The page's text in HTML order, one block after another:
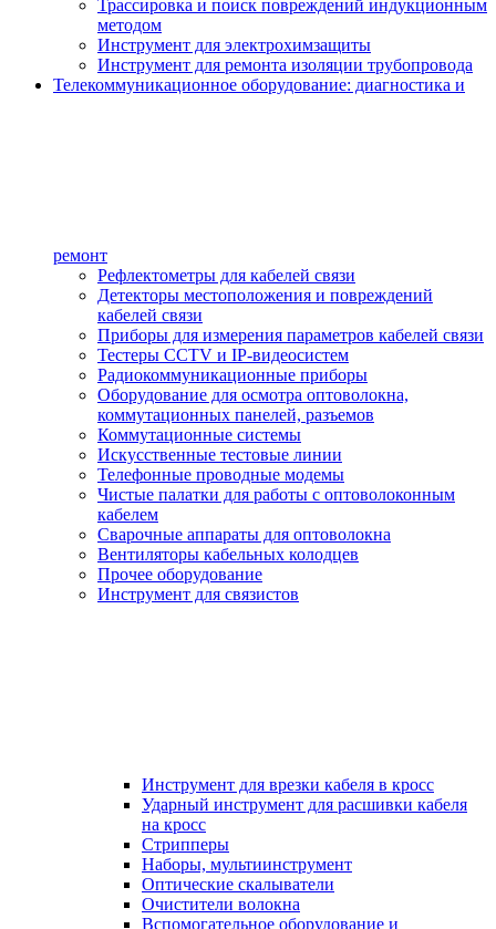
Трассировка и поиск повреждений индукционным
методом
Инструмент для электрохимзащиты
Инструмент для ремонта изоляции трубопровода
Телекоммуникационное оборудование: диагностика и
ремонт
Рефлектометры для кабелей связи
Детекторы местоположения и повреждений
кабелей связи
Приборы для измерения параметров кабелей связи
Тестеры CCTV и IP-видеосистем
Радиокоммуникационные приборы
Оборудование для осмотра оптоволокна,
коммутационных панелей, разъемов
Коммутационные системы
Искусственные тестовые линии
Телефонные проводные модемы
Чистые палатки для работы с оптоволоконным
кабелем
Сварочные аппараты для оптоволокна
Вентиляторы кабельных колодцев
Прочее оборудование
Инструмент для связистов
Инструмент для врезки кабеля в кросс
Ударный инструмент для расшивки кабеля
на кросс
Стрипперы
Наборы, мультиинструмент
Оптические скалыватели
Очистители волокна
Вспомогательное оборудование и